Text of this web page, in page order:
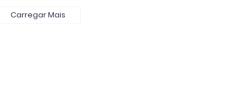
Carregar Mais